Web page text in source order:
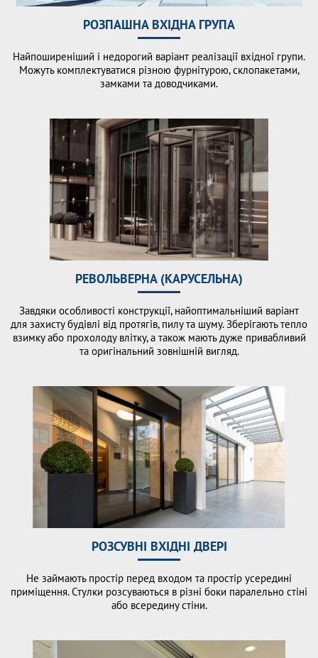
РОЗПАШНА ВХІДНА ГРУПА
Найпоширеніший і недорогий варіант реалізації вхідної групи.
Можуть комплектуватися різною фурнітурою, склопакетами,
замками та доводчиками.
РЕВОЛЬВЕРНА (КАРУСЕЛЬНА)
Завдяки особливості конструкції, найоптимальніший варіант
для захисту будівлі від протягів, пилу та шуму. Зберігають тепло
взимку або прохолоду влітку, а також мають дуже привабливий
та оригінальний зовнішній вигляд.
РОЗСУВНІ ВХІДНІ ДВЕРІ
Не займають простір перед входом та простір усередині
приміщення. Стулки розсуваються в різні боки паралельно стіні
або всередину стіни.